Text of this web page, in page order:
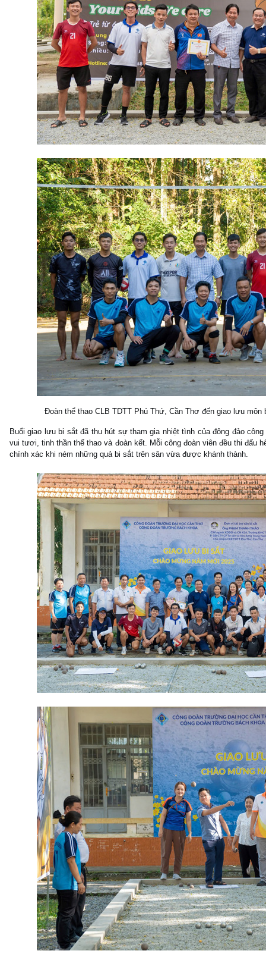
Đoàn thể thao CLB TDTT Phú Thứ, Cần Thơ đến giao lưu môn
Buổi giao lưu bi sắt đã thu hút sự tham gia nhiệt tình của đông đảo
vui tươi, tinh thần thể thao và đoàn kết. Mỗi công đoàn viên đều thi đấu
chính xác khi ném những quả bi sắt trên sân vừa được khánh thành.